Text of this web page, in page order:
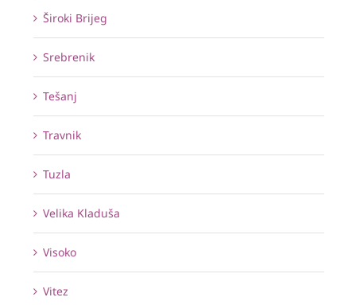
Široki Brijeg
Srebrenik
Tešanj
Travnik
Tuzla
Velika Kladuša
Visoko
Vitez